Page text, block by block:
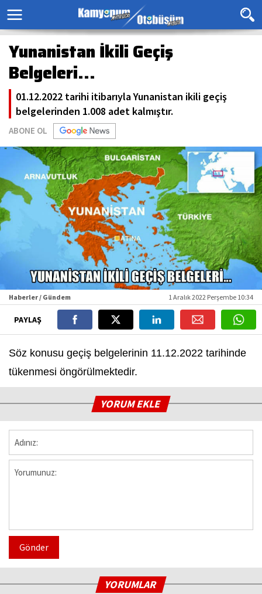
Yunanistan İkili Geçiş
Belgeleri…
01.12.2022 tarihi itibarıyla Yunanistan ikili geçiş
belgelerinden 1.008 adet kalmıştır.
ABONE OL
Haberler / Gündem 1 Aralık 2022 Perşembe 10:34
PAYLAŞ
Söz konusu geçiş belgelerinin 11.12.2022 tarihinde
tükenmesi öngörülmektedir.
YORUM EKLE
Gönder
YORUMLAR